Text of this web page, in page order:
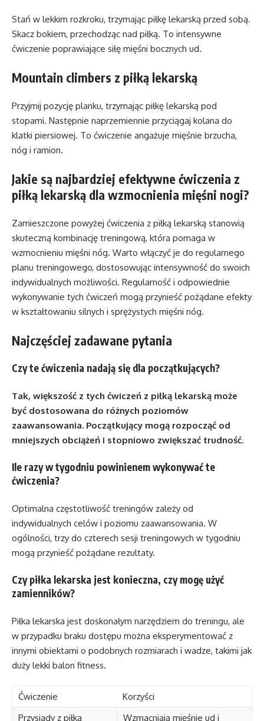
Stań w lekkim rozkroku, trzymając piłkę lekarską przed sobą.
Skacz bokiem, przechodząc nad piłką. To intensywne
ćwiczenie poprawiające siłę mięśni bocznych ud.
Mountain climbers z piłką lekarską
Przyjmij pozycję planku, trzymając piłkę lekarską pod
stopami. Następnie naprzemiennie przyciągaj kolana do
klatki piersiowej. To ćwiczenie angażuje mięśnie brzucha,
nóg i ramion.
Jakie są najbardziej efektywne ćwiczenia z
piłką lekarską dla wzmocnienia mięśni nogi?
Zamieszczone powyżej ćwiczenia z piłką lekarską stanowią
skuteczną kombinację treningową, która pomaga w
wzmocnieniu mięśni nóg. Warto włączyć je do regularnego
planu treningowego, dostosowując intensywność do swoich
indywidualnych możliwości. Regularność i odpowiednie
wykonywanie tych ćwiczeń mogą przynieść pożądane efekty
w kształtowaniu silnych i sprężystych mięśni nóg.
Najczęściej zadawane pytania
Czy te ćwiczenia nadają się dla początkujących?
Tak, większość z tych ćwiczeń z piłką lekarską może
być dostosowana do różnych poziomów
zaawansowania. Początkujący mogą rozpocząć od
mniejszych obciążeń i stopniowo zwiększać trudność.
Ile razy w tygodniu powinienem wykonywać te
ćwiczenia?
Optimalna częstotliwość treningów zależy od
indywidualnych celów i poziomu zaawansowania. W
ogólności, trzy do czterech sesji treningowych w tygodniu
mogą przynieść pożądane rezultaty.
Czy piłka lekarska jest konieczna, czy mogę użyć
zamienników?
Piłka lekarska jest doskonałym narzędziem do treningu, ale
w przypadku braku dostępu można eksperymentować z
innymi obiektami o podobnych rozmiarach i wadze, takimi jak
duży lekki balon fitness.
Ćwiczenie
Korzyści
Przysiady z piłką
Wzmacniają mięśnie ud i